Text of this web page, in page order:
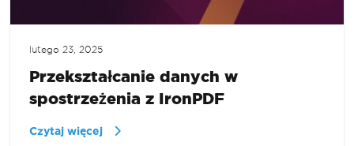
lutego 23, 2025
Przekształcanie danych w
spostrzeżenia z IronPDF
Czytaj więcej